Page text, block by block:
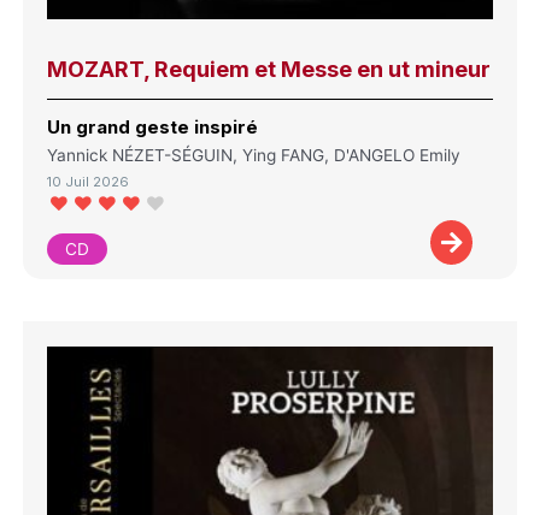
MOZART, Requiem et Messe en ut mineur
Un grand geste inspiré
Yannick NÉZET-SÉGUIN, Ying FANG, D'ANGELO Emily
10 Juil 2026
CD